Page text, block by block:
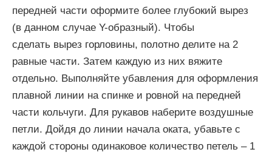
передней части оформите более глубокий вырез
(в данном случае Y-образный). Чтобы
сделать вырез горловины, полотно делите на 2
равные части. Затем каждую из них вяжите
отдельно. Выполняйте убавления для оформления
плавной линии на спинке и ровной на передней
части кольчуги. Для рукавов наберите воздушные
петли. Дойдя до линии начала оката, убавьте с
каждой стороны одинаковое количество петель – 1